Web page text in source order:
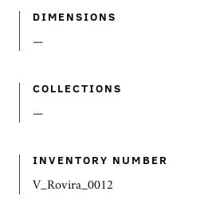
DIMENSIONS
—
COLLECTIONS
—
INVENTORY NUMBER
V_Rovira_0012